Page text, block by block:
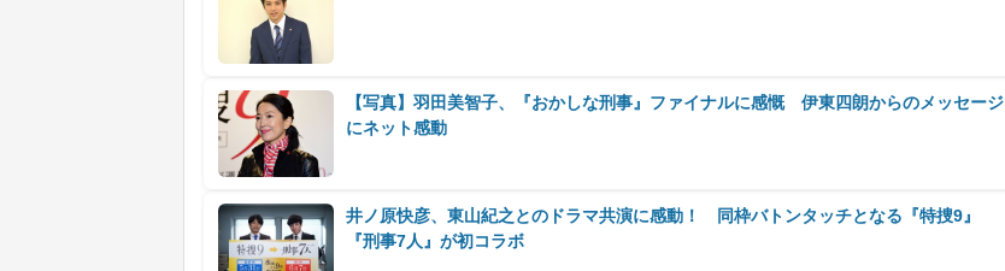
【写真】羽田美智子、『おかしな刑事』ファイナルに感慨 伊東四朗からのメッセージ
にネット感動
井ノ原快彦、東山紀之とのドラマ共演に感動！ 同枠バトンタッチとなる『特捜9』
『刑事7人』が初コラボ